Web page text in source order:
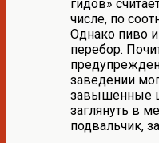
гидов»
числе, по
Однако пиво
перебор.
заведении
завышенные
заглянуть в
подвальчик,